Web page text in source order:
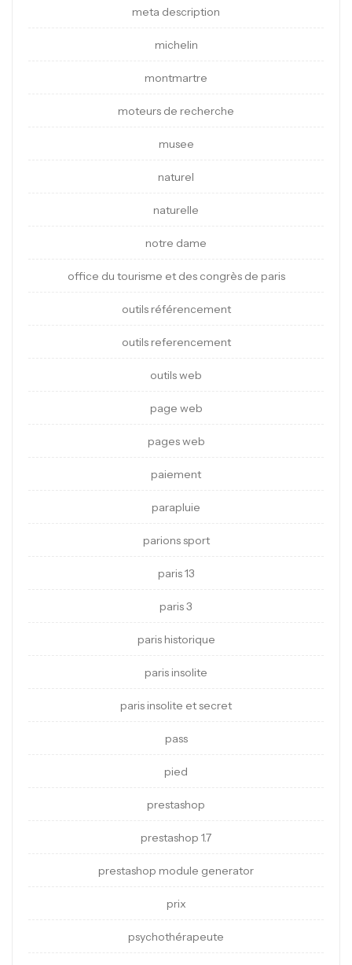
meta description
michelin
montmartre
moteurs de recherche
musee
naturel
naturelle
notre dame
office du tourisme et des congrès de paris
outils référencement
outils referencement
outils web
page web
pages web
paiement
parapluie
parions sport
paris 13
paris 3
paris historique
paris insolite
paris insolite et secret
pass
pied
prestashop
prestashop 1.7
prestashop module generator
prix
psychothérapeute